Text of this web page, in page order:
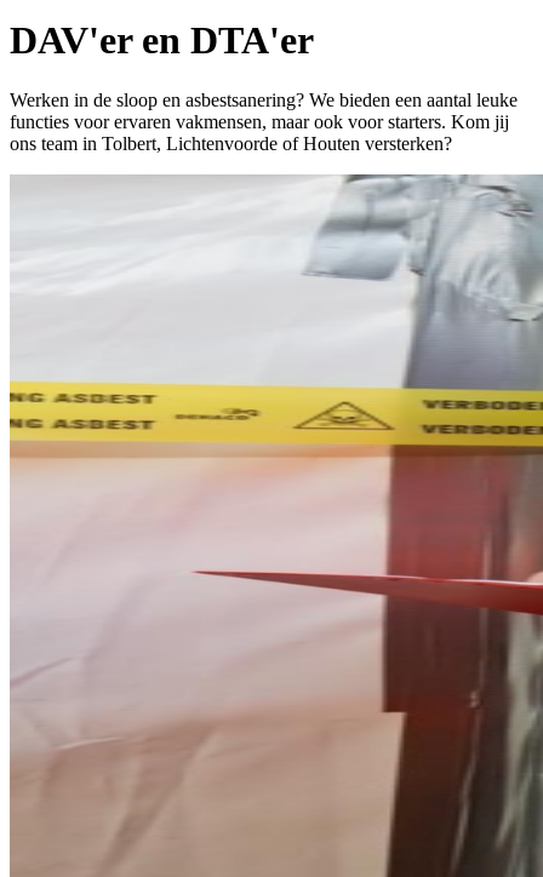
DAV'er en DTA'er
Werken in de sloop en asbestsanering? We bieden een aantal leuke
functies voor ervaren vakmensen, maar ook voor starters. Kom jij
ons team in Tolbert, Lichtenvoorde of Houten versterken?